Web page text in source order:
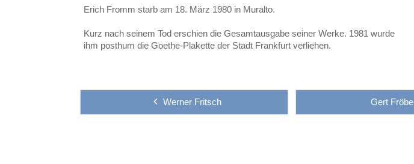
Erich Fromm starb am 18. März 1980 in Muralto.
Kurz nach seinem Tod erschien die Gesamtausgabe seiner Werke. 1981 wurde
ihm posthum die Goethe-Plakette der Stadt Frankfurt verliehen.
Werner Fritsch Gert Fröbe